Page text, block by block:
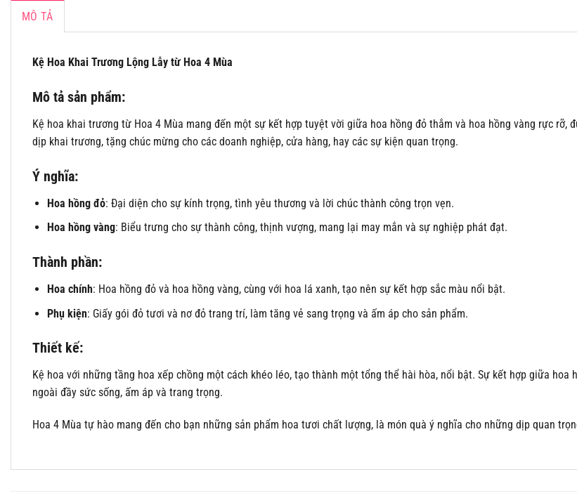
MÔ TẢ
Kệ Hoa Khai Trương Lộng Lẫy từ Hoa 4 Mùa
Mô tả sản phẩm:
Kệ hoa khai trương từ Hoa 4 Mùa mang đến một sự kết hợp tuyệt vời giữa hoa hồng đỏ thắm và hoa hồng vàng rực
dịp khai trương, tặng chúc mừng cho các doanh nghiệp, cửa hàng, hay các sự kiện quan trọng.
Ý nghĩa:
Hoa hồng đỏ: Đại diện cho sự kính trọng, tình yêu thương và lời chúc thành công trọn vẹn.
Hoa hồng vàng: Biểu trưng cho sự thành công, thịnh vượng, mang lại may mắn và sự nghiệp phát đạt.
Thành phần:
Hoa chính: Hoa hồng đỏ và hoa hồng vàng, cùng với hoa lá xanh, tạo nên sự kết hợp sắc màu nổi bật.
Phụ kiện: Giấy gói đỏ tươi và nơ đỏ trang trí, làm tăng vẻ sang trọng và ấm áp cho sản phẩm.
Thiết kế:
Kệ hoa với những tầng hoa xếp chồng một cách khéo léo, tạo thành một tổng thể hài hòa, nổi bật. Sự kết hợp giữa
ngoài đầy sức sống, ấm áp và trang trọng.
Hoa 4 Mùa tự hào mang đến cho bạn những sản phẩm hoa tươi chất lượng, là món quà ý nghĩa cho những dịp quan